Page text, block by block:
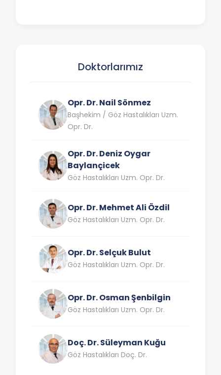
Doktorlarımız
Opr. Dr. Nail Sönmez
Başhekim / Göz Hastalıkları Uzm.
Opr. Dr.
Opr. Dr. Deniz Oygar
Baylançicek
Göz Hastalıkları Uzm. Opr. Dr.
Opr. Dr. Mehmet Ali Özdil
Göz Hastalıkları Uzm. Opr. Dr.
Opr. Dr. Selçuk Bulut
Göz Hastalıkları Uzm. Opr. Dr.
Opr. Dr. Osman Şenbilgin
Göz Hastalıkları Uzm. Opr. Dr.
Doç. Dr. Süleyman Kuğu
Göz Hastalıkları Doç. Dr.